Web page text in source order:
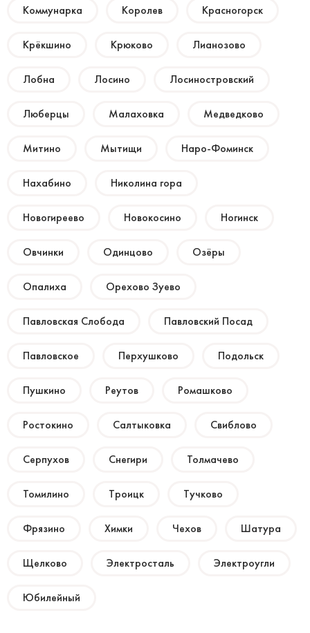
Коммунарка Королев Красногорск
Крёкшино Крюково Лианозово
Лобна Лосино Лосиностровский
Люберцы Малаховка Медведково
Митино Мытищи Наро-Фоминск
Нахабино Николина гора
Новогиреево Новокосино Ногинск
Овчинки Одинцово Озёры
Опалиха Орехово Зуево
Павловская Слобода Павловский Посад
Павловское Перхушково Подольск
Пушкино Реутов Ромашково
Ростокино Салтыковка Свиблово
Серпухов Снегири Толмачево
Томилино Троицк Тучково
Фрязино Химки Чехов Шатура
Щелково Электросталь Электроугли
Юбилейный